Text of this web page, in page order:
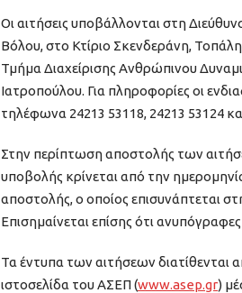
Οι αιτήσεις υποβάλλονται στη
Βόλου, στο Κτίριο Σκενδεράνη,
Τμήμα Διαχείρισης Ανθρώπινου
Ιατροπούλου. Για πληροφορίες οι
τηλέφωνα 24213 53118, 24213 53124
Στην περίπτωση αποστολής των
υποβολής κρίνεται από την
αποστολής, ο οποίος επισυνάπτεται
Επισημαίνεται επίσης ότι ανυπόγραφες
Τα έντυπα των αιτήσεων διατίθενται
ιστοσελίδα του ΑΣΕΠ (www.asep.gr)